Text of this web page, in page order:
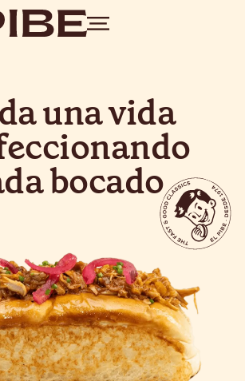
una vida
bocado